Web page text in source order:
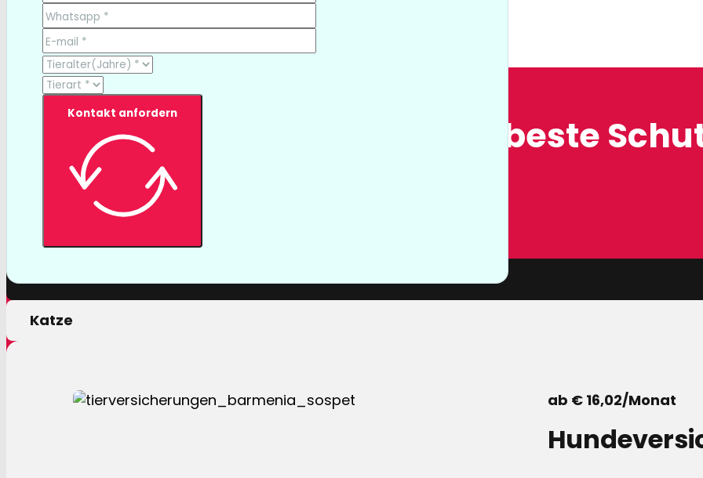
Kontakt anfordern
TESTSIEGER bereits ab € 13,35/Monat
Tierversicherung, der beste
Mit einer Tierversicherung der Barmenia profitieren sie nicht
nur von erstklassigen Leistungen, sondern auch von unserer
Hund
Katze
ab € 16,02/Monat